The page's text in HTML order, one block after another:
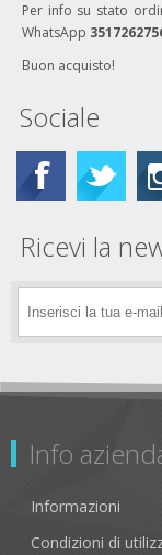
Per info su stato
WhatsApp
Buon acquisto!
Sociale
Ricevi la
Info
Informazioni
Condizioni di